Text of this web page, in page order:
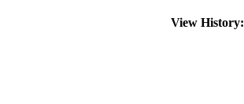
View History: